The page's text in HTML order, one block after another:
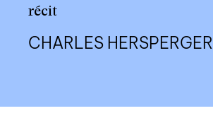
récit
CHARLES HERSPERGER